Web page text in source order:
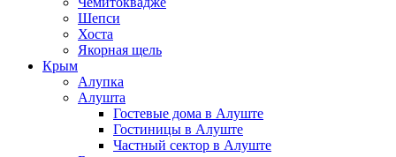
Шепси
Хоста
Якорная щель
Крым
Алупка
Алушта
Гостевые дома в Алуште
Гостиницы в Алуште
Частный сектор в Алуште